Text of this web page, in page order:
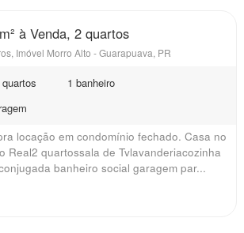
à Venda, 2 quartos
Imóvel Morro Alto - Guarapuava, PR
1 banheiro
locação em condomínio fechado. Casa no
Real2 quartossala de Tvlavanderiacozinha
banheiro social garagem par...